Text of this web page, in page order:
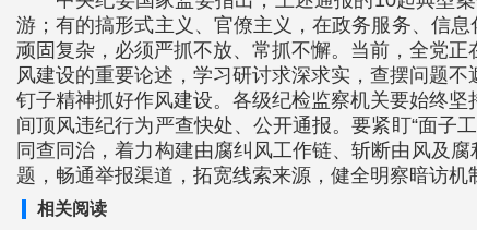
游；有的搞形式主义、官僚主义，在政务服务、信
顽固复杂，必须严抓不放、常抓不懈。当前，全党
风建设的重要论述，学习研讨求深求实，查摆问题
钉子精神抓好作风建设。各级纪检监察机关要始终
间顶风违纪行为严查快处、公开通报。要紧盯“面子
同查同治，着力构建由腐纠风工作链、斩断由风及腐
题，畅通举报渠道，拓宽线索来源，健全明察暗访
相关阅读